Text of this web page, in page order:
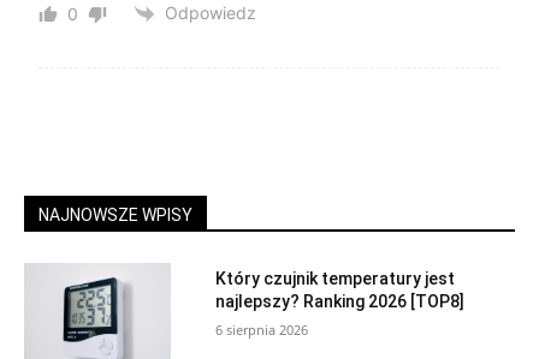
0 Odpowiedz
NAJNOWSZE WPISY
Który czujnik temperatury jest
najlepszy? Ranking 2026 [TOP8]
6 sierpnia 2026